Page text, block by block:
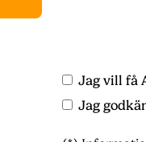
Jag vill få
Jag